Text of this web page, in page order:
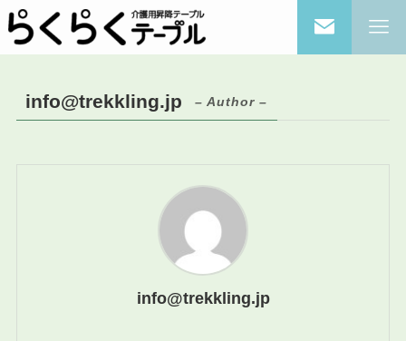
info@trekkling.jp – Author –
info@trekkling.jp